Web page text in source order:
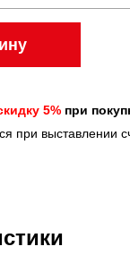
5% при
при выставлении